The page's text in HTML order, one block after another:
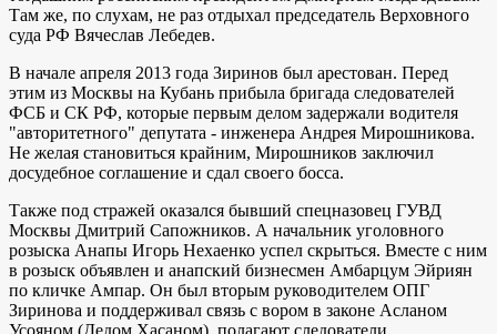
Там же, по слухам, не раз отдыхал председатель Верховного
суда РФ Вячеслав Лебедев.
В начале апреля 2013 года Зиринов был арестован. Перед
этим из Москвы на Кубань прибыла бригада следователей
ФСБ и СК РФ, которые первым делом задержали водителя
"авторитетного" депутата - инженера Андрея Мирошникова.
Не желая становиться крайним, Мирошников заключил
досудебное соглашение и сдал своего босса.
Также под стражей оказался бывший спецназовец ГУВД
Москвы Дмитрий Сапожников. А начальник уголовного
розыска Анапы Игорь Нехаенко успел скрыться. Вместе с ним
в розыск объявлен и анапский бизнесмен Амбарцум Эйриян
по кличке Ампар. Он был вторым руководителем ОПГ
Зиринова и поддерживал связь с вором в законе Асланом
Усояном (Дедом Хасаном), полагают следователи.